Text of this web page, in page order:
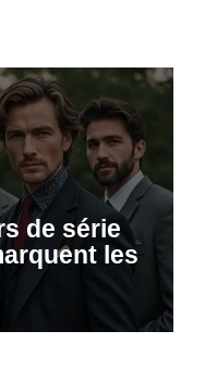
de série
les